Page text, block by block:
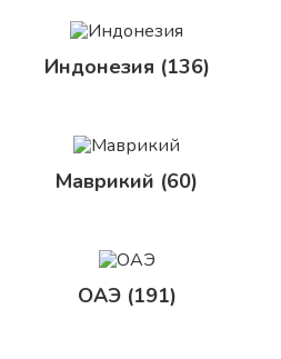
Индонезия (136)
Маврикий (60)
ОАЭ (191)